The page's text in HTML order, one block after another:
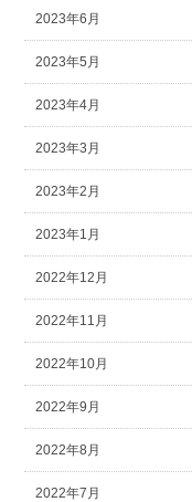
2023年6月
2023年5月
2023年4月
2023年3月
2023年2月
2023年1月
2022年12月
2022年11月
2022年10月
2022年9月
2022年8月
2022年7月